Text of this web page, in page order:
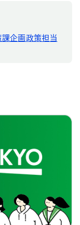
企画政策担当